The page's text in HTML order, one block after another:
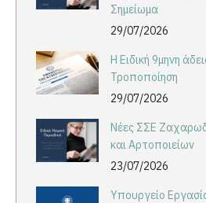
Σημείωμα
29/07/2026
Η Ειδική 9μηνη
Τροποποίηση
29/07/2026
Νέες ΣΣΕ
και Αρτοποιείων
23/07/2026
Υπουργείο